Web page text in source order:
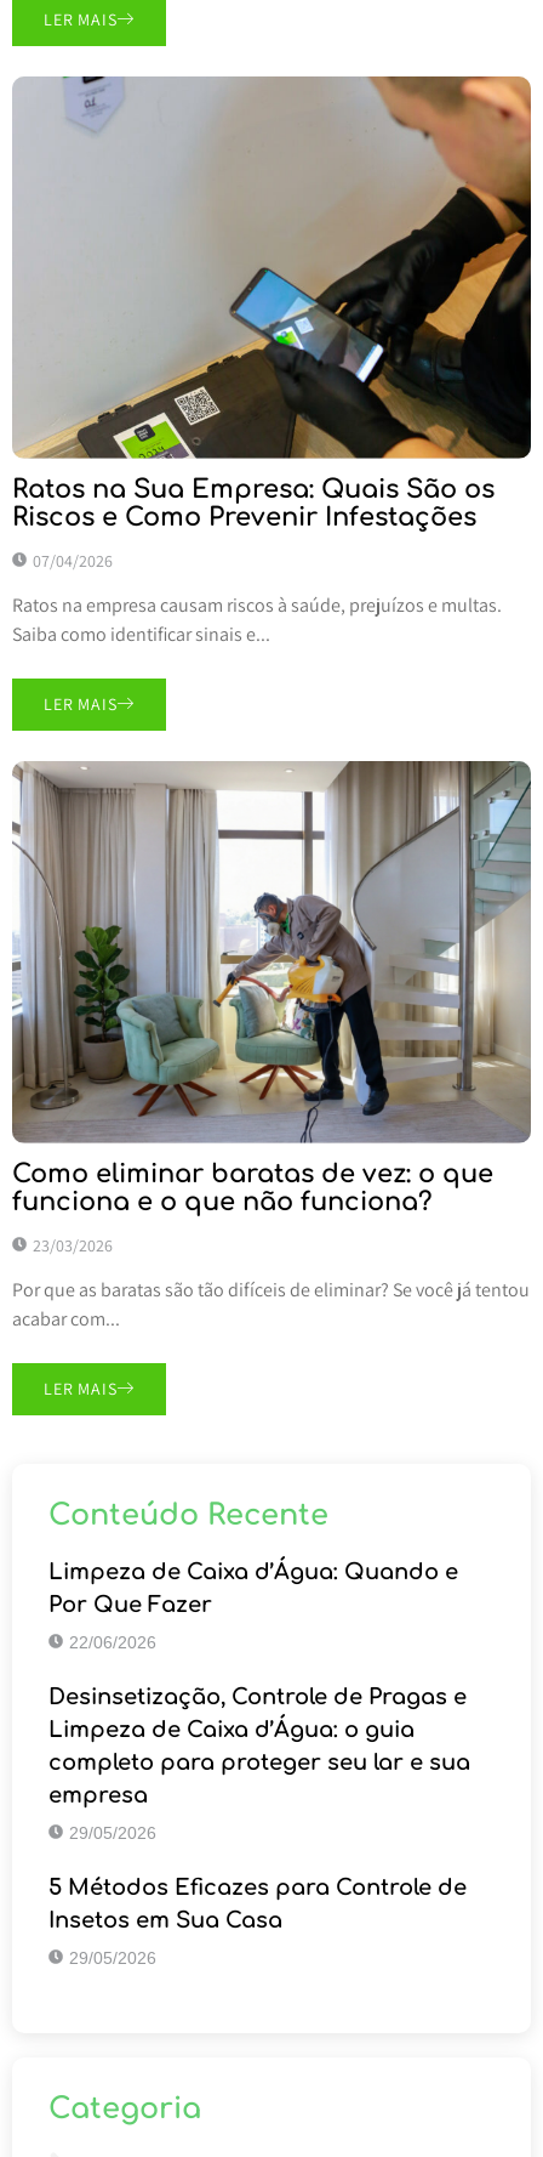
LER MAIS
Ratos na Sua Empresa: Quais São os
Riscos e Como Prevenir Infestações
07/04/2026
Ratos na empresa causam riscos à saúde, prejuízos e multas.
Saiba como identificar sinais e...
LER MAIS
Como eliminar baratas de vez: o que
funciona e o que não funciona?
23/03/2026
Por que as baratas são tão difíceis de eliminar? Se você já tentou
acabar com...
LER MAIS
Conteúdo Recente
Limpeza de Caixa d’Água: Quando e
Por Que Fazer
22/06/2026
Desinsetização, Controle de Pragas e
Limpeza de Caixa d’Água: o guia
completo para proteger seu lar e sua
empresa
29/05/2026
5 Métodos Eficazes para Controle de
Insetos em Sua Casa
29/05/2026
Categoria